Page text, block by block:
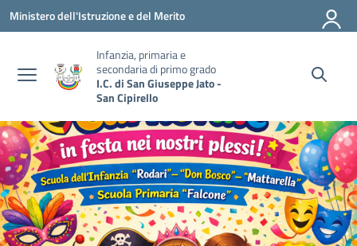
Vai ai contenuti
Vai al menu di navigazione
Vai al footer
Ministero dell'Istruzione e del Merito
Infanzia, primaria e
secondaria di primo grado
I.C. di San Giuseppe Jato -
San Cipirello